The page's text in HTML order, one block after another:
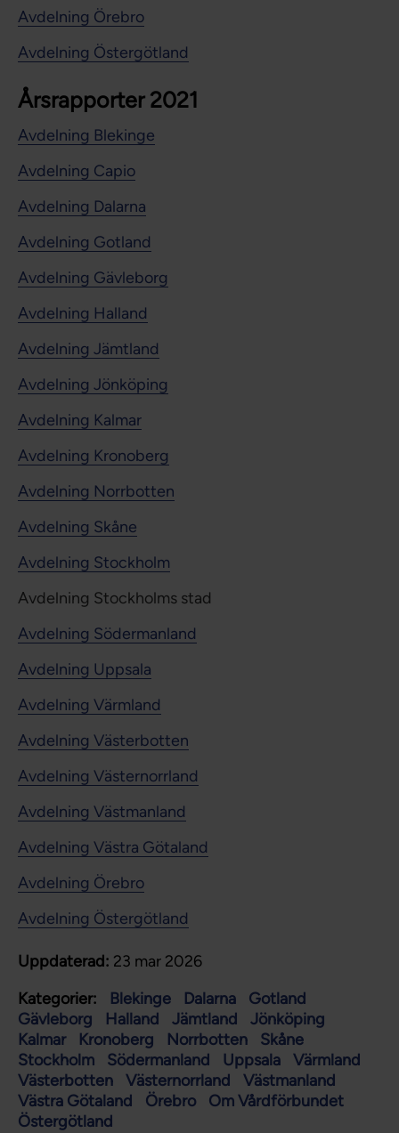
Avdelning Örebro
Avdelning Östergötland
Årsrapporter 2021
Avdelning Blekinge
Avdelning Capio
Avdelning Dalarna
Avdelning Gotland
Avdelning Gävleborg
Avdelning Halland
Avdelning Jämtland
Avdelning Jönköping
Avdelning Kalmar
Avdelning Kronoberg
Avdelning Norrbotten
Avdelning Skåne
Avdelning Stockholm
Avdelning Stockholms stad
Avdelning Södermanland
Avdelning Uppsala
Avdelning Värmland
Avdelning Västerbotten
Avdelning Västernorrland
Avdelning Västmanland
Avdelning Västra Götaland
Avdelning Örebro
Avdelning Östergötland
Uppdaterad: 23 mar 2026
Kategorier:
Blekinge Dalarna
Gotland
Gävleborg
Halland Jämtland
Jönköping
Kalmar
Kronoberg Norrbotten
Skåne
Stockholm
Södermanland Uppsala
Värmland
Västerbotten
Västernorrland
Västmanland
Västra Götaland
Örebro
Om Vårdförbundet
Östergötland